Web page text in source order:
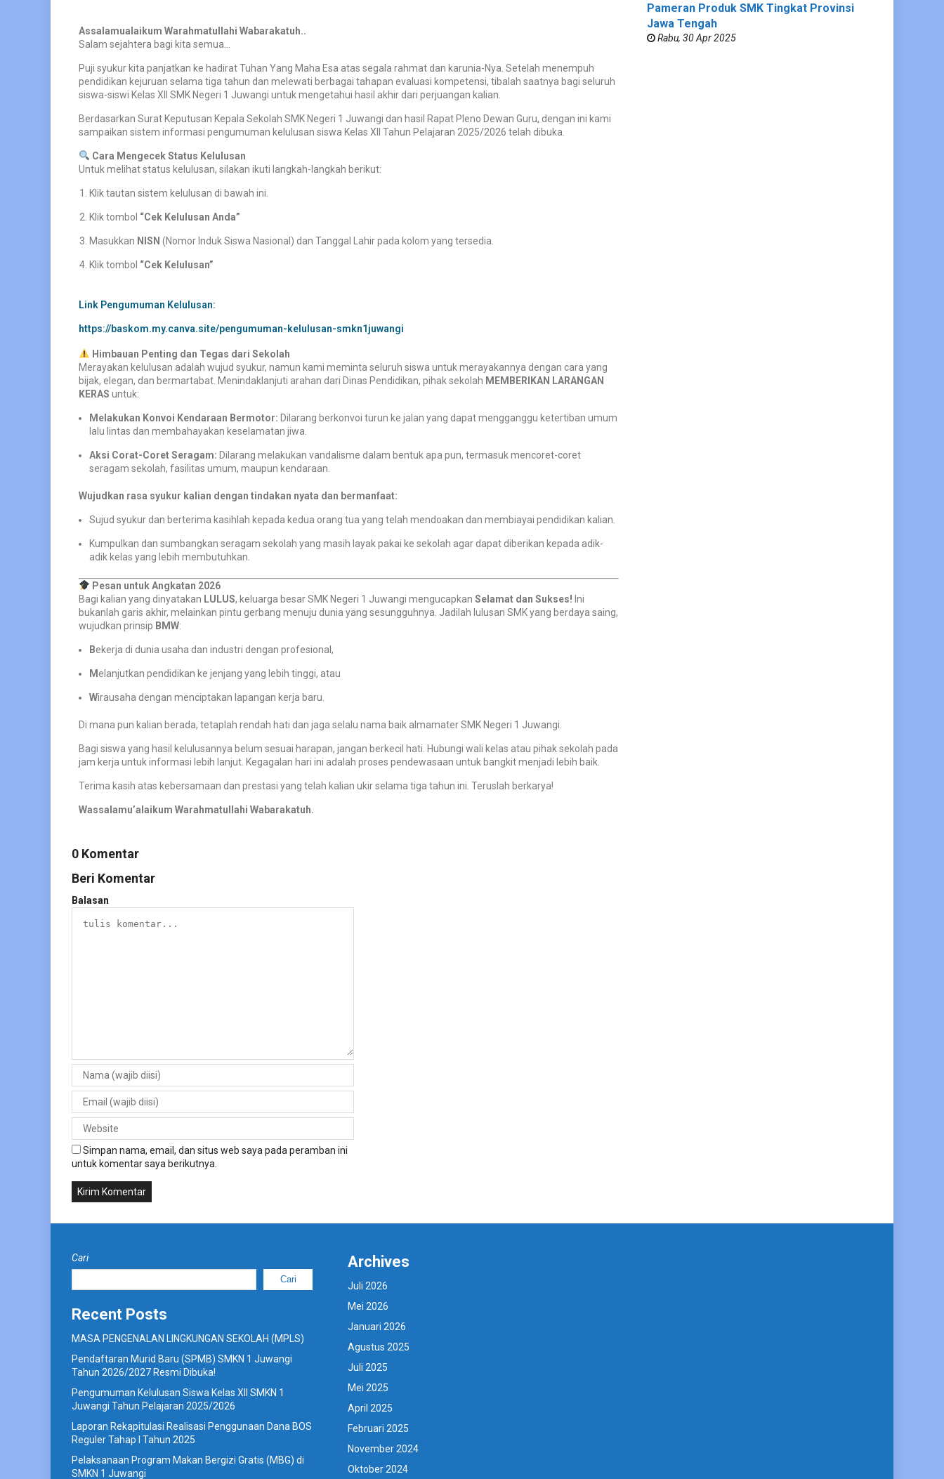
Assalamualaikum Warahmatullahi Wabarakatuh..
Salam sejahtera bagi kita semua…
Puji syukur kita panjatkan ke hadirat Tuhan Yang Maha Esa atas segala rahmat dan karunia-Nya. Setelah menempuh
pendidikan kejuruan selama tiga tahun dan melewati berbagai tahapan evaluasi kompetensi, tibalah saatnya bagi seluruh
siswa-siswi Kelas XII SMK Negeri 1 Juwangi untuk mengetahui hasil akhir dari perjuangan kalian.
Berdasarkan Surat Keputusan Kepala Sekolah SMK Negeri 1 Juwangi dan hasil Rapat Pleno Dewan Guru, dengan ini kami
sampaikan sistem informasi pengumuman kelulusan siswa Kelas XII Tahun Pelajaran 2025/2026 telah dibuka.
Cara Mengecek Status Kelulusan
Untuk melihat status kelulusan, silakan ikuti langkah-langkah berikut:
Klik tautan sistem kelulusan di bawah ini.
Klik tombol “Cek Kelulusan Anda”
Masukkan NISN (Nomor Induk Siswa Nasional) dan Tanggal Lahir pada kolom yang tersedia.
Klik tombol “Cek Kelulusan”
Link Pengumuman Kelulusan:
https://baskom.my.canva.site/pengumuman-kelulusan-smkn1juwangi
Himbauan Penting dan Tegas dari Sekolah
Merayakan kelulusan adalah wujud syukur, namun kami meminta seluruh siswa untuk merayakannya dengan cara yang
bijak, elegan, dan bermartabat. Menindaklanjuti arahan dari Dinas Pendidikan, pihak sekolah MEMBERIKAN LARANGAN
KERAS untuk:
Melakukan Konvoi Kendaraan Bermotor: Dilarang berkonvoi turun ke jalan yang dapat mengganggu ketertiban umum
lalu lintas dan membahayakan keselamatan jiwa.
Aksi Corat-Coret Seragam: Dilarang melakukan vandalisme dalam bentuk apa pun, termasuk mencoret-coret
seragam sekolah, fasilitas umum, maupun kendaraan.
Wujudkan rasa syukur kalian dengan tindakan nyata dan bermanfaat:
Sujud syukur dan berterima kasihlah kepada kedua orang tua yang telah mendoakan dan membiayai pendidikan kalian.
Kumpulkan dan sumbangkan seragam sekolah yang masih layak pakai ke sekolah agar dapat diberikan kepada adik-
adik kelas yang lebih membutuhkan.
Pesan untuk Angkatan 2026
Bagi kalian yang dinyatakan LULUS, keluarga besar SMK Negeri 1 Juwangi mengucapkan Selamat dan Sukses! Ini
bukanlah garis akhir, melainkan pintu gerbang menuju dunia yang sesungguhnya. Jadilah lulusan SMK yang berdaya saing,
wujudkan prinsip BMW:
Bekerja di dunia usaha dan industri dengan profesional,
Melanjutkan pendidikan ke jenjang yang lebih tinggi, atau
Wirausaha dengan menciptakan lapangan kerja baru.
Di mana pun kalian berada, tetaplah rendah hati dan jaga selalu nama baik almamater SMK Negeri 1 Juwangi.
Bagi siswa yang hasil kelulusannya belum sesuai harapan, jangan berkecil hati. Hubungi wali kelas atau pihak sekolah pada
jam kerja untuk informasi lebih lanjut. Kegagalan hari ini adalah proses pendewasaan untuk bangkit menjadi lebih baik.
Terima kasih atas kebersamaan dan prestasi yang telah kalian ukir selama tiga tahun ini. Teruslah berkarya!
Wassalamu’alaikum Warahmatullahi Wabarakatuh.
0 Komentar
Beri Komentar
Balasan
Simpan nama, email, dan situs web saya pada peramban ini
untuk komentar saya berikutnya.
Pameran Produk SMK Tingkat Provinsi
Jawa Tengah
Rabu, 30 Apr 2025
Cari
Cari
Recent Posts
MASA PENGENALAN LINGKUNGAN SEKOLAH (MPLS)
Pendaftaran Murid Baru (SPMB) SMKN 1 Juwangi
Tahun 2026/2027 Resmi Dibuka!
Pengumuman Kelulusan Siswa Kelas XII SMKN 1
Juwangi Tahun Pelajaran 2025/2026
Laporan Rekapitulasi Realisasi Penggunaan Dana BOS
Reguler Tahap I Tahun 2025
Pelaksanaan Program Makan Bergizi Gratis (MBG) di
SMKN 1 Juwangi
Archives
Juli 2026
Mei 2026
Januari 2026
Agustus 2025
Juli 2025
Mei 2025
April 2025
Februari 2025
November 2024
Oktober 2024